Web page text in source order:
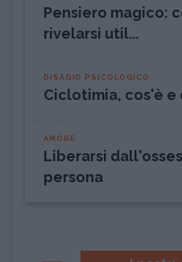
Pensiero magico:
rivelarsi util...
DISAGIO PSICOLOGICO
Ciclotimia, cos'è e
AMORE
Liberarsi
persona